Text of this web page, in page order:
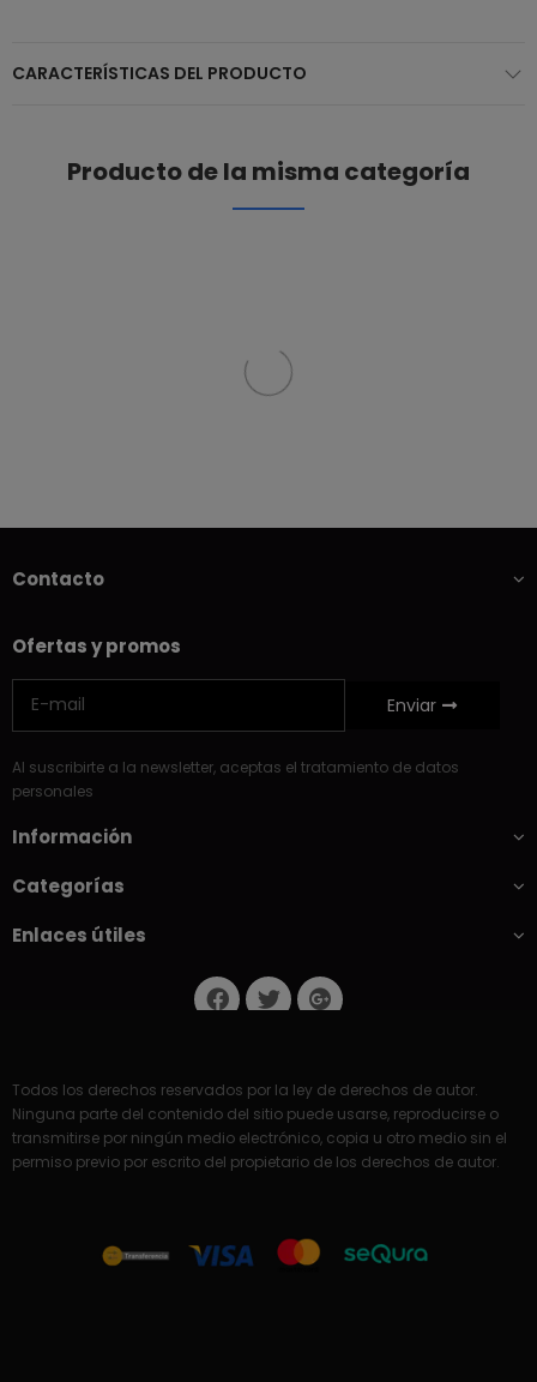
CARACTERÍSTICAS DEL PRODUCTO
Producto de la misma categoría
Contacto
Ofertas y promos
Enviar
Al suscribirte a la newsletter, aceptas el tratamiento de datos
personales
Información
Categorías
Enlaces útiles
Todos los derechos reservados por la ley de derechos de autor.
Ninguna parte del contenido del sitio puede usarse, reproducirse o
transmitirse por ningún medio electrónico, copia u otro medio sin el
permiso previo por escrito del propietario de los derechos de autor.